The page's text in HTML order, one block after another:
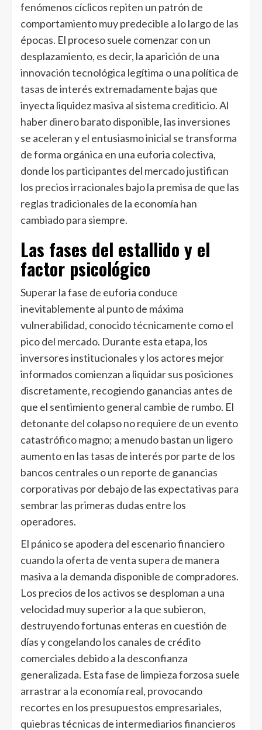
fenómenos cíclicos repiten un patrón de
comportamiento muy predecible a lo largo de las
épocas. El proceso suele comenzar con un
desplazamiento, es decir, la aparición de una
innovación tecnológica legítima o una política de
tasas de interés extremadamente bajas que
inyecta liquidez masiva al sistema crediticio. Al
haber dinero barato disponible, las inversiones
se aceleran y el entusiasmo inicial se transforma
de forma orgánica en una euforia colectiva,
donde los participantes del mercado justifican
los precios irracionales bajo la premisa de que las
reglas tradicionales de la economía han
cambiado para siempre.
Las fases del estallido y el
factor psicológico
Superar la fase de euforia conduce
inevitablemente al punto de máxima
vulnerabilidad, conocido técnicamente como el
pico del mercado. Durante esta etapa, los
inversores institucionales y los actores mejor
informados comienzan a liquidar sus posiciones
discretamente, recogiendo ganancias antes de
que el sentimiento general cambie de rumbo. El
detonante del colapso no requiere de un evento
catastrófico magno; a menudo bastan un ligero
aumento en las tasas de interés por parte de los
bancos centrales o un reporte de ganancias
corporativas por debajo de las expectativas para
sembrar las primeras dudas entre los
operadores.
El pánico se apodera del escenario financiero
cuando la oferta de venta supera de manera
masiva a la demanda disponible de compradores.
Los precios de los activos se desploman a una
velocidad muy superior a la que subieron,
destruyendo fortunas enteras en cuestión de
días y congelando los canales de crédito
comerciales debido a la desconfianza
generalizada. Esta fase de limpieza forzosa suele
arrastrar a la economía real, provocando
recortes en los presupuestos empresariales,
quiebras técnicas de intermediarios financieros